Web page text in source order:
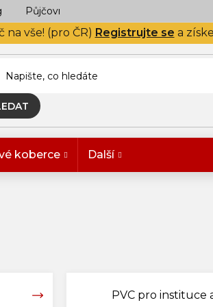
na vše! (pro ČR) Registrujte se a
Půjčovna
koberce Další
PVC pro instituce